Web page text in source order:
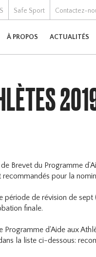
Safe Sport Contactez-
À PROPOS ACTUALITÉS
Brevet du Programme
pour la
période de révision de
finale.
d'Aide aux
la liste ci-dessous: